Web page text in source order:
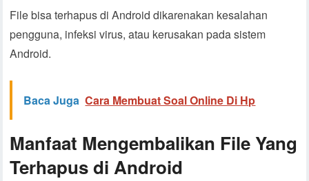
File bisa terhapus di Android dikarenakan kesalahan
pengguna, infeksi virus, atau kerusakan pada sistem
Android.
Baca Juga Cara Membuat Soal Online Di Hp
Manfaat Mengembalikan File Yang
Terhapus di Android